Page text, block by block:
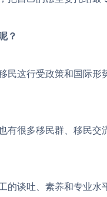
呢 ？
民这行受政策和国际
有很多移民群、移民交
的谈吐、素养和专业